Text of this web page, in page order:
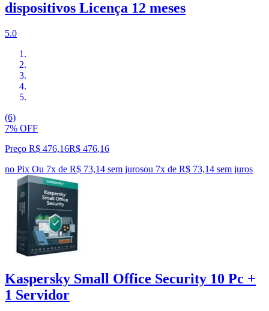
dispositivos Licença 12 meses
5.0
(6)
7% OFF
Preço R$ 476,16R$ 476,16
no Pix Ou 7x de R$ 73,14 sem jurosou 7x de R$ 73,14 sem juros
Kaspersky Small Office Security 10 Pc +
1 Servidor